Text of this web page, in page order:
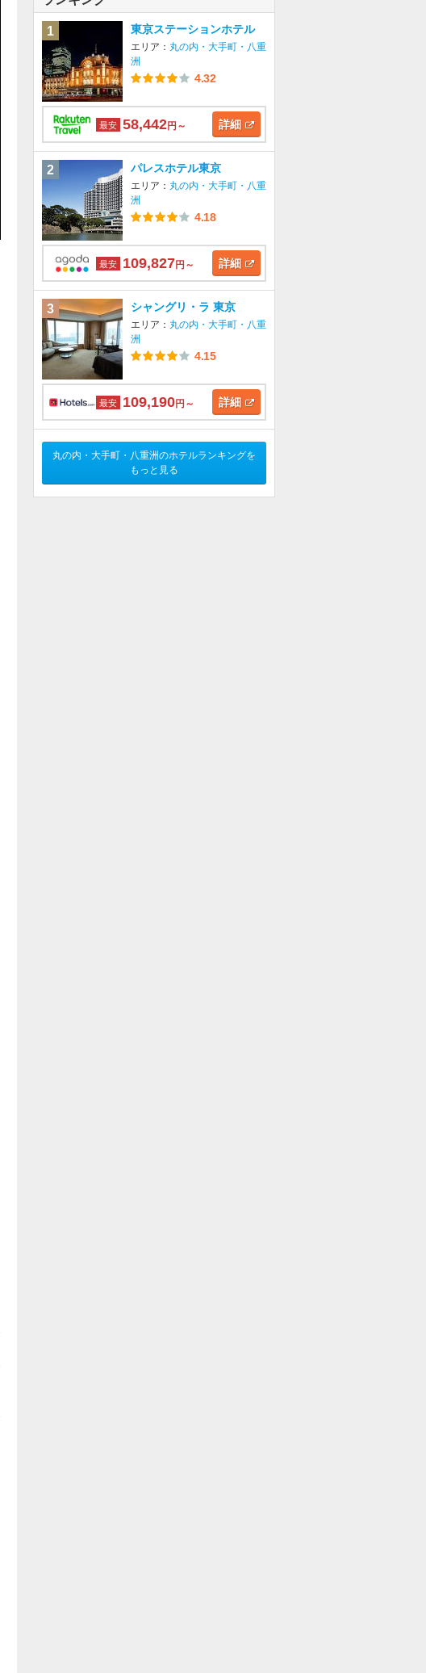
1 東京ステーションホテル
エリア： 丸の内・大手町・八重
洲
4.32
最安 58,442円～ 詳細
2 パレスホテル東京
エリア： 丸の内・大手町・八重
洲
4.18
最安 109,827円～ 詳細
3 シャングリ・ラ 東京
エリア： 丸の内・大手町・八重
洲
4.15
最安 109,190円～ 詳細
丸の内・大手町・八重洲のホテルランキングを
もっと見る